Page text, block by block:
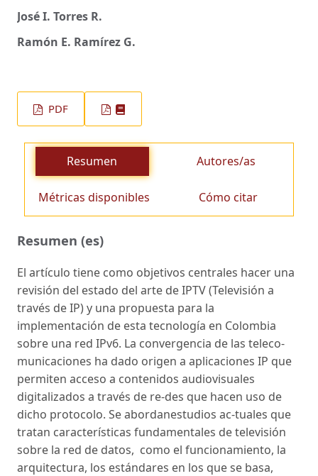
José I. Torres R.
Ramón E. Ramírez G.
PDF
Resumen Autores/as
Métricas disponibles Cómo citar
Resumen (es)
El artículo tiene como objetivos centrales hacer una
revisión del estado del arte de IPTV (Televisión a
través de IP) y una propuesta para la
implementación de esta tecnología en Colombia
sobre una red IPv6. La convergencia de las teleco-
municaciones ha dado origen a aplicaciones IP que
permiten acceso a contenidos audiovisuales
digitalizados a través de re-des que hacen uso de
dicho protocolo. Se abordanestudios ac-tuales que
tratan características fundamentales de televisión
sobre la red de datos, como el funcionamiento, la
arquitectura, los estándares en los que se basa,